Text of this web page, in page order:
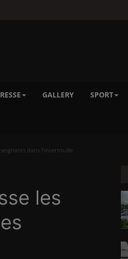
GALLERY SPORT
dans l’incertitude
les